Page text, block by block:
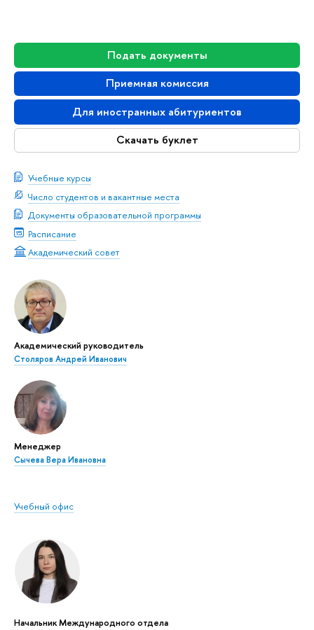
Подать документы
Приемная комиссия
Для иностранных абитуриентов
Скачать буклет
Учебные курсы
Число студентов и вакантные места
Документы образовательной программы
Расписание
Академический совет
Академический руководитель
Столяров Андрей Иванович
Менеджер
Сычева Вера Ивановна
Учебный офис
Начальник Международного отдела